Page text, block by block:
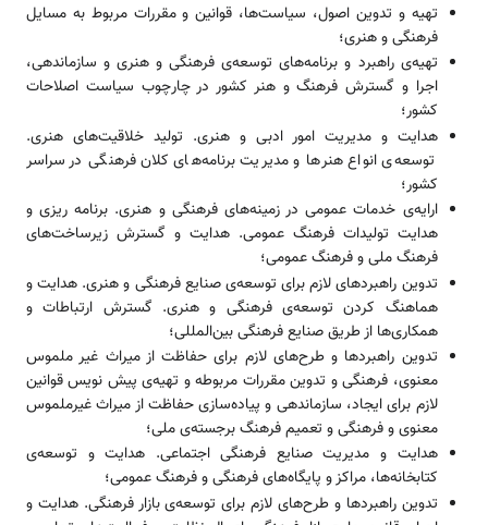
تهیه و تدوین اصول، سیاست‌­ها، قوانین و مقررات مربوط به مسایل
فرهنگی و هنری؛
تهیه‌­ی راهبرد و برنامه‌های توسعه­‌ی فرهنگی و هنری و سازماندهی،
اجرا و گسترش فرهنگ و هنر کشور در چارچوب سیاست اصلاحات
کشور؛
هدایت و مدیریت امور ادبی و هنری. تولید خلاقیت­‌های هنری.
توسعه‌­ی انواع هنرها و مدیریت برنامه­‌های کلان فرهنگی در سراسر
کشور؛
ارایه­‌ی خدمات عمومی در زمینه‌­های فرهنگی و هنری. برنامه ریزی و
هدایت تولیدات فرهنگ عمومی. هدایت و گسترش زیرساخت­‌های
فرهنگ ملی و فرهنگ عمومی؛
تدوین راهبردهای لازم برای توسعه‌­ی صنایع فرهنگی و هنری. هدایت و
هماهنگ کردن توسعه‌­ی فرهنگی و هنری. گسترش ارتباطات و
همکاری‌­ها از طریق صنایع فرهنگی بین‌المللی؛
تدوین راهبردها و طرح­‌های لازم برای حفاظت از میراث غیر ملموس
معنوی، فرهنگی و تدوین مقررات مربوطه و تهیه‌­ی پیش نویس قوانین
لازم برای ایجاد، سازماندهی و پیاده‌سازی حفاظت از میراث غیرملموس
معنوی و فرهنگی و تعمیم فرهنگ برجسته‌­ی ملی؛
هدایت و مدیریت صنایع فرهنگی اجتماعی. هدایت و توسعه‌­ی
کتابخانه­‌ها، مراکز و پایگاه­‌های فرهنگی و فرهنگ عمومی؛
تدوین راهبردها و طرح­‌های لازم برای توسعه‌­ی بازار فرهنگی. هدایت و